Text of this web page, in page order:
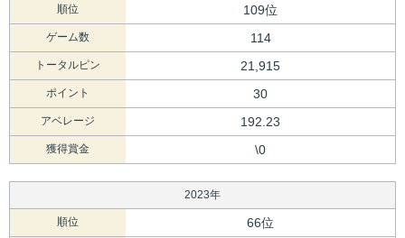
順位 109位
ゲーム数 114
トータルピン 21,915
ポイント 30
アベレージ 192.23
獲得賞金 \0
2023年
順位 66位